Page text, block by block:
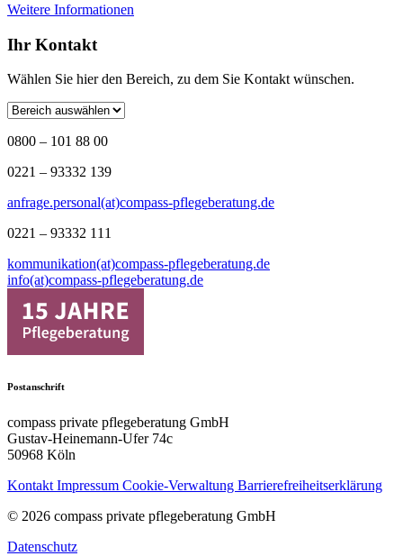
Weitere Informationen
Ihr Kontakt
Wählen Sie hier den Bereich, zu dem Sie Kontakt wünschen.
0800 – 101 88 00
0221 – 93332 139
anfrage.personal(at)compass-pflegeberatung.de
0221 – 93332 111
kommunikation(at)compass-pflegeberatung.de
info(at)compass-pflegeberatung.de
Postanschrift
compass private pflegeberatung GmbH
Gustav-Heinemann-Ufer 74c
50968 Köln
Kontakt Impressum Cookie-Verwaltung Barrierefreiheitserklärung
© 2026 compass private pflegeberatung GmbH
Datenschutz